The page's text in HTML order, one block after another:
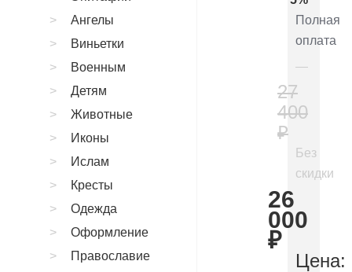
Полная
оплата
27
400
₽
Без
скидки
26
000
₽
Цена:
Ангелы
Виньетки
Военным
Детям
Животные
Иконы
Ислам
Кресты
Одежда
Оформление
Православие